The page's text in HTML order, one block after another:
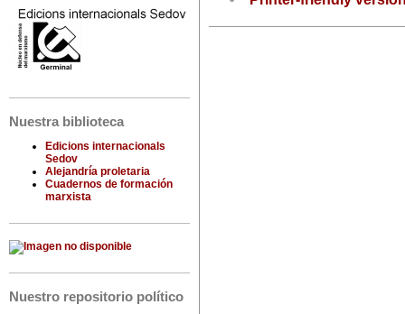
Nuestra biblioteca
Edicions internacionals
Sedov
Alejandría proletaria
Cuadernos de formación
marxista
Nuestro repositorio político